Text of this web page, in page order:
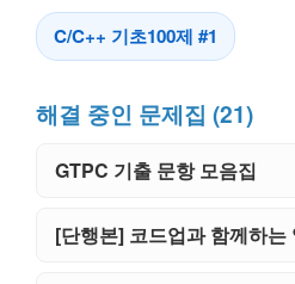
C/C++ 기초100제 #1
해결 중인 문제집 (21)
GTPC 기출 문항 모음집
[단행본] 코드업과 함께하